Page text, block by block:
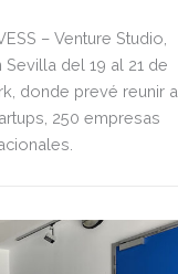
– Venture Studio,
del 19 al 21 de
donde prevé reunir a
250 empresas